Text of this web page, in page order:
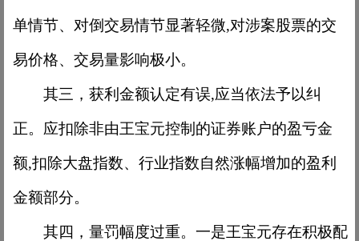
单情节、对倒交易情节显著轻微,对涉案股票的交
易价格、交易量影响极小。
其三，获利金额认定有误,应当依法予以纠
正。应扣除非由王宝元控制的证券账户的盈亏金
额,扣除大盘指数、行业指数自然涨幅增加的盈利
金额部分。
其四，量罚幅度过重。一是王宝元存在积极配